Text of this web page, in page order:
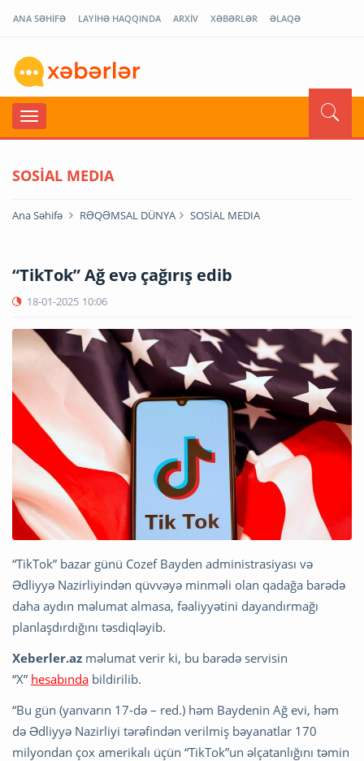
ANA SƏHİFƏ LAYİHƏ HAQQINDA ARXİV XƏBƏRLƏR ƏLAQƏ
SOSİAL MEDIA
Ana Səhifə RƏQƏMSAL DÜNYA SOSİAL MEDIA
“TikTok” Ağ evə çağırış edib
18-01-2025 10:06
“TikTok” bazar günü Cozef Bayden administrasiyası və
Ədliyyə Nazirliyindən qüvvəyə minməli olan qadağa barədə
daha aydın məlumat almasa, fəaliyyətini dayandırmağı
planlaşdırdığını təsdiqləyib.
Xeberler.az məlumat verir ki, bu barədə servisin
“X” hesabında bildirilib.
“Bu gün (yanvarın 17-də – red.) həm Baydenin Ağ evi, həm
də Ədliyyə Nazirliyi tərəfindən verilmiş bəyanatlar 170
milyondan çox amerikalı üçün “TikTok”un əlçatanlığını təmin